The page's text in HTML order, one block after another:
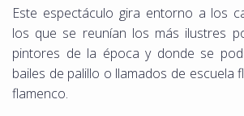
Este espectáculo gira entorno a los
los que se reunían los más ilustres
pintores de la época y donde se
bailes de palillo o llamados de escuela
flamenco.